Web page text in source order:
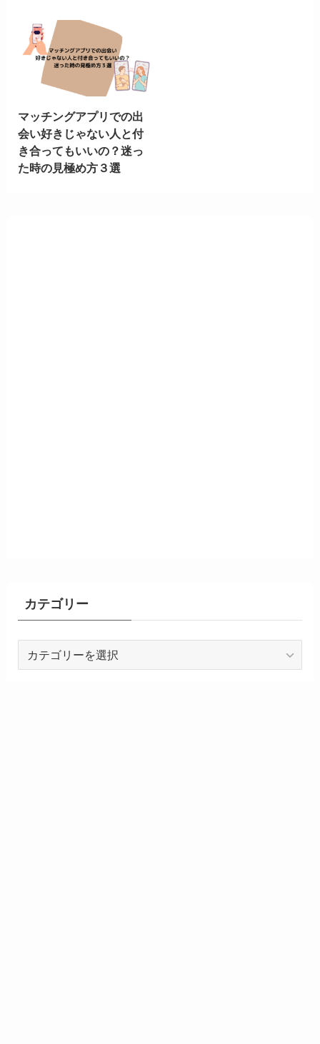
マッチングアプリでの出
会い好きじゃない人と付
き合ってもいいの？迷っ
た時の見極め方３選
カテゴリー